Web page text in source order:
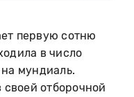
первую сотню
в число
мундиаль.
отборочной